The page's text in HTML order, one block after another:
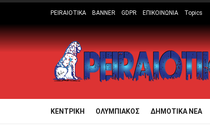
PEIRAIOTIKA BANNER GDPR ΕΠΙΚΟΙΝΩΝΙΑ Topics
ΚΕΝΤΡΙΚΗ ΟΛΥΜΠΙΑΚΟΣ ΔΗΜΟΤΙΚΑ ΝΕΑ